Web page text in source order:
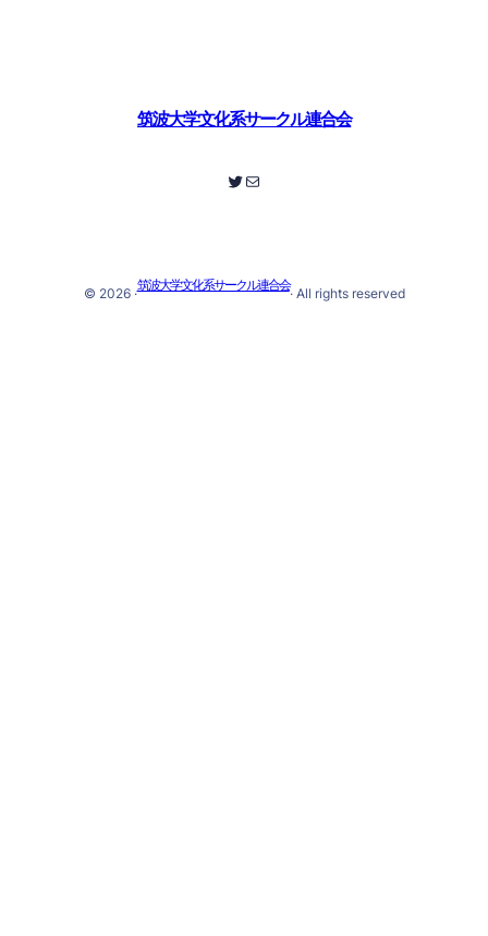
筑波大学文化系サークル連合会
Twitter メール
© 2026 ·
筑波大学文化系サークル連合会
· All rights reserved